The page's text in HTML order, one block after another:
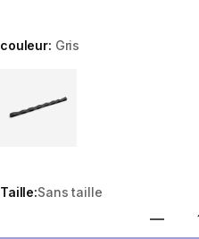
couleur: Gris
Taille:Sans taille